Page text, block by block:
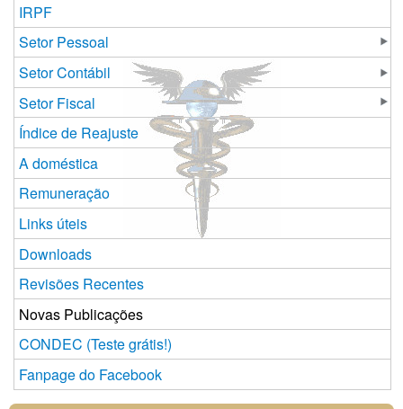
IRPF
Setor Pessoal
Setor Contábil
Setor Fiscal
Índice de Reajuste
A doméstica
Remuneração
Links úteis
Downloads
Revisões Recentes
Novas Publicações
CONDEC (Teste grátis!)
Fanpage do Facebook